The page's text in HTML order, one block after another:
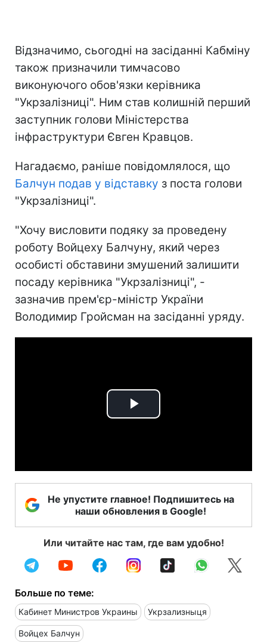
Відзначимо, сьогодні на засіданні Кабміну
також призначили тимчасово
виконуючого обов'язки керівника
"Укрзалізниці". Ним став колишній перший
заступник голови Міністерства
інфраструктури Євген Кравцов.
Нагадаємо, раніше повідомлялося, що
Балчун подав у відставку з поста голови
"Укрзалізниці".
"Хочу висловити подяку за проведену
роботу Войцеху Балчуну, який через
особисті обставини змушений залишити
посаду керівника "Укрзалізниці", -
зазначив прем'єр-міністр України
Володимир Гройсман на засіданні уряду.
Play
Не упустите главное! Подпишитесь на
наши обновления в Google!
Или читайте нас там, где вам удобно!
Больше по теме:
Кабинет Министров Украины Укрзализныця
Войцех Балчун